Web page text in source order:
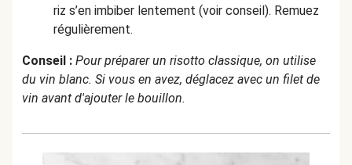
riz s’en imbiber lentement (voir conseil). Remuez
régulièrement.
Conseil : Pour préparer un risotto classique, on utilise
du vin blanc. Si vous en avez, déglacez avec un filet de
vin avant d'ajouter le bouillon.